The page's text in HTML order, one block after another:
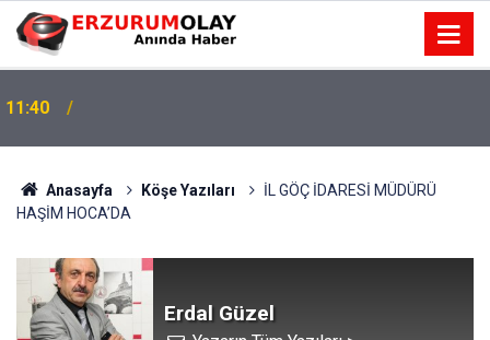
11:40
11:37 TRT’NİN BÖLGEYE AÇILAN SESİ
Anasayfa Köşe Yazıları
İL GÖÇ İDARESİ MÜDÜRÜ
HAŞİM HOCA’DA
Erdal Güzel